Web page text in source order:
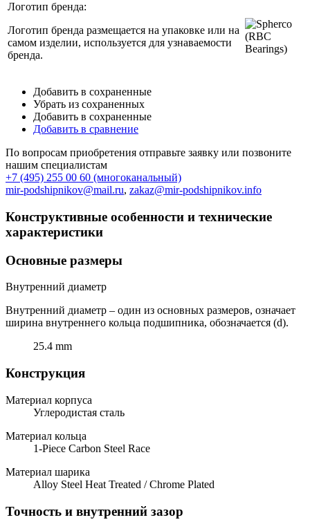
Логотип бренда:
Логотип бренда размещается на упаковке или на
самом изделии, используется для узнаваемости
бренда.
Добавить в сохраненные
Убрать из сохраненных
Добавить в сохраненные
Добавить в сравнение
По вопросам приобретения отправьте заявку или позвоните
нашим специалистам
+7 (495) 255 00 60 (многоканальный)
mir-podshipnikov@mail.ru, zakaz@mir-podshipnikov.info
Конструктивные особенности и технические
характеристики
Основные размеры
Внутренний диаметр
Внутренний диаметр – один из основных размеров, означает
ширина внутреннего кольца подшипника, обозначается (d).
25.4 mm
Конструкция
Материал корпуса
Углеродистая сталь
Материал кольца
1-Piece Carbon Steel Race
Материал шарика
Alloy Steel Heat Treated / Chrome Plated
Точность и внутренний зазор